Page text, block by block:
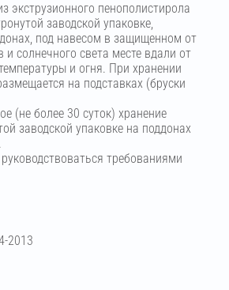
экструзионного пенополистирола
заводской упаковке,
под навесом в защищенном от
солнечного света месте вдали от
и огня. При хранении
на подставках (бруски
(не более 30 суток) хранение
заводской упаковке на поддонах
требованиями
2013